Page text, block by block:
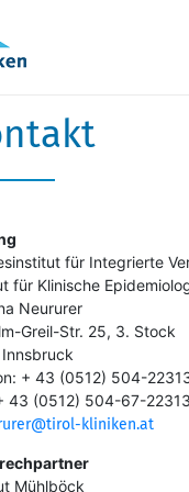
für Integrierte
für Klinische
Neururer
Greil-Str. 25, 3. Stock
+ 43 (0512) 504-
43 (0512) 504-67-22313
kliniken.at
Mühlböck